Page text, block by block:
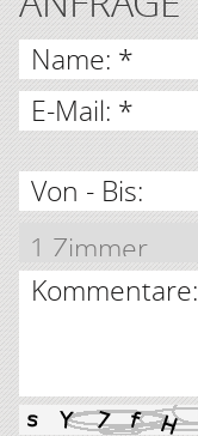
Name: *
E-Mail: *
Von - Bis:
Kommentare: